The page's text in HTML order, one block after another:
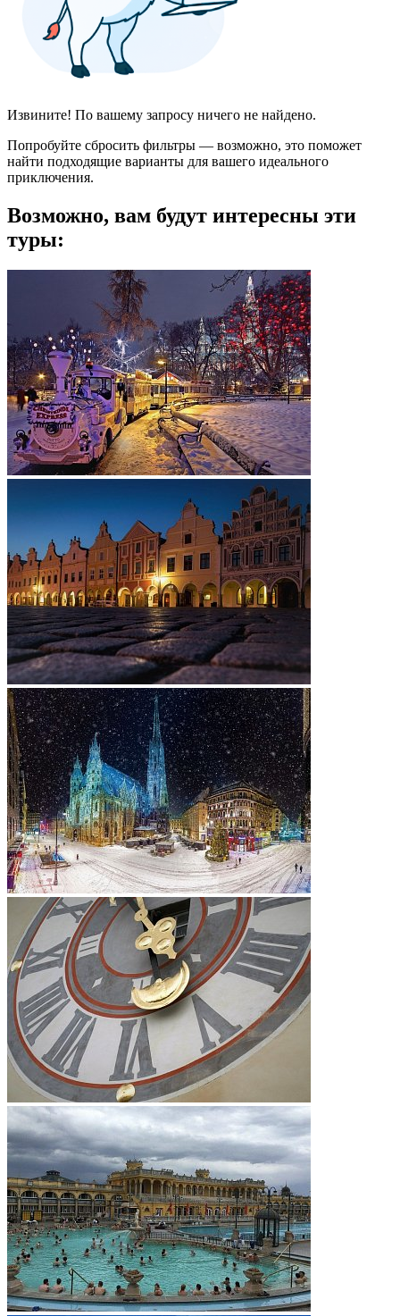
Извините! По вашему запросу ничего не найдено.
Попробуйте сбросить фильтры — возможно, это поможет
найти подходящие варианты для вашего идеального
приключения.
Возможно, вам будут интересны эти
туры: